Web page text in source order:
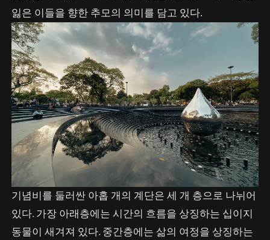
잃은 이들을 향한 추모의 의미를 담고 있다.
기념비를 둘러싼 아홉 개의 계단은 세 개 층으로 나뉘어
있다. 가장 아래층에는 시간의 흐름을 상징하는 십이지
동물이 새겨져 있다. 중간층에는 삶의 여정을 상징하는